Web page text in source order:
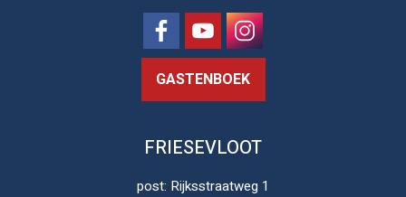
GASTENBOEK
FRIESEVLOOT
post: Rijksstraatweg 1